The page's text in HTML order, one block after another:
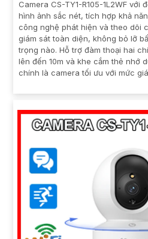
Camera CS-TY1-R105-1L2WF với
hình ảnh sắc nét, tích hợp khả
công nghệ phát hiện và theo dõi
giám sát toàn diện, không bỏ lỡ
trọng nào. Hỗ trợ đàm thoại hai
lên đến 10m và khe cắm thẻ nhớ
chính là camera tối ưu với mức